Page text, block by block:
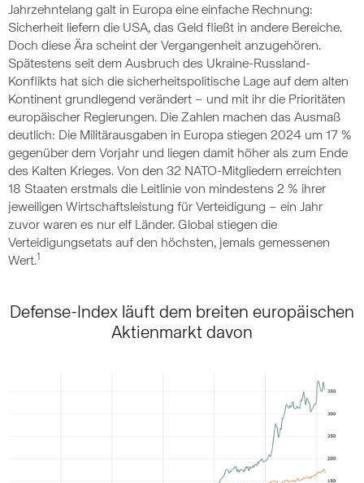
Jahrzehntelang galt in Europa eine einfache Rechnung:
Sicherheit liefern die USA, das Geld fließt in andere Bereiche.
Doch diese Ära scheint der Vergangenheit anzugehören.
Spätestens seit dem Ausbruch des Ukraine-Russland-
Konflikts hat sich die sicherheitspolitische Lage auf dem alten
Kontinent grundlegend verändert – und mit ihr die Prioritäten
europäischer Regierungen. Die Zahlen machen das Ausmaß
deutlich: Die Militärausgaben in Europa stiegen 2024 um 17 %
gegenüber dem Vorjahr und liegen damit höher als zum Ende
des Kalten Krieges. Von den 32 NATO-Mitgliedern erreichten
18 Staaten erstmals die Leitlinie von mindestens 2 % ihrer
jeweiligen Wirtschaftsleistung für Verteidigung – ein Jahr
zuvor waren es nur elf Länder. Global stiegen die
Verteidigungsetats auf den höchsten, jemals gemessenen
Wert.1
Defense-Index läuft dem breiten europäischen
Aktienmarkt davon